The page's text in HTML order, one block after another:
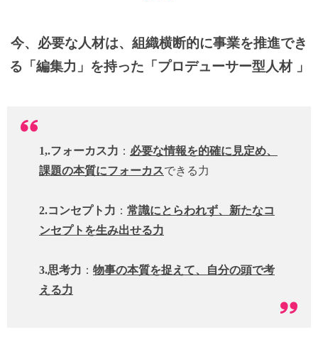
今、必要な人材は、組織横断的に事業を推進でき
る「編集力」を持った「プロデューサー型人材 」
1,.フォーカス力 ： 必要な情報を的確に見定め、
課題の本質にフォーカスできる力
2.コンセプト力 ： 常識にとらわれず、新たなコ
ンセプトを生み出せる力
3.思考力 ： 物事の本質を捉えて、自分の頭で考
える力